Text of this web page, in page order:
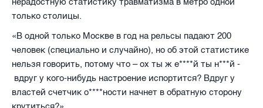
только столицы.
«В одной только Москве в год на рельсы падают 200
человек (специально и случайно), но об этой статистике
нельзя говорить, потому что – ох ты ж е****й ты н***й -
вдруг у кого-нибудь настроение испортится? Вдруг у
властей счетчик о****ности начнет в обратную сторону